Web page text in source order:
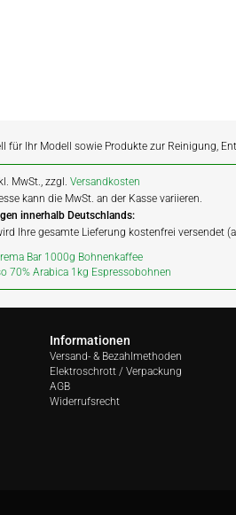
für Ihr Modell sowie Produkte zur Reinigung,
MwSt., zzgl.Versandkosten
kann die MwSt. an der Kasse variieren.
innerhalb Deutschlands:
Ihre gesamte Lieferung kostenfrei versendet
Bar 1000g Bohnenkaffee
70% Arabica 1kg Espressobohnen
Informationen
Versand- & Bezahlmethoden
Elektroschrott / Verpackung
AGB
Widerrufsrecht